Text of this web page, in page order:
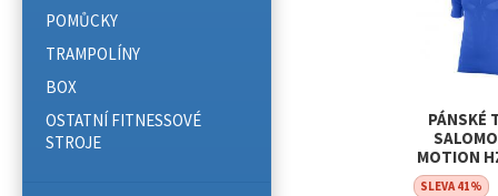
PÁNSKÉ
MOTION
SURF
SLEVA 41%
POMŮCKY
TRAMPOLÍNY
BOX
OSTATNÍ FITNESSOVÉ
STROJE